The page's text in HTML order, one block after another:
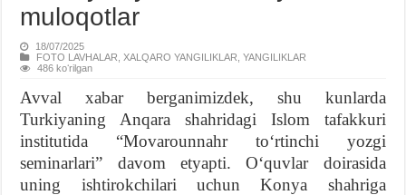
muloqotlar
18/07/2025
FOTO LAVHALAR ,XALQARO YANGILIKLAR ,YANGILIKLAR
486 koʻrilgan
Avval xabar berganimizdek, shu kunlarda
Turkiyaning Anqara shahridagi Islom tafakkuri
institutida “Movarounnahr toʻrtinchi yozgi
seminarlari” davom etyapti. Oʻquvlar doirasida
uning ishtirokchilari uchun Konya shahriga